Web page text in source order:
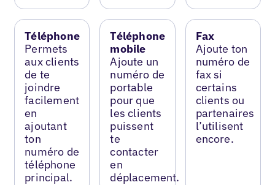
Téléphone
Permets
aux clients
de te
joindre
facilement
en
ajoutant
ton
numéro de
téléphone
principal.
Téléphone
mobile
Ajoute un
numéro de
portable
pour que
les clients
puissent
te
contacter
en
déplacement.
Fax
Ajoute ton
numéro de
fax si
certains
clients ou
partenaires
l’utilisent
encore.